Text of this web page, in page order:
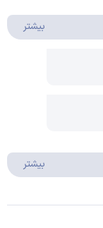
بیشتر
بیشتر